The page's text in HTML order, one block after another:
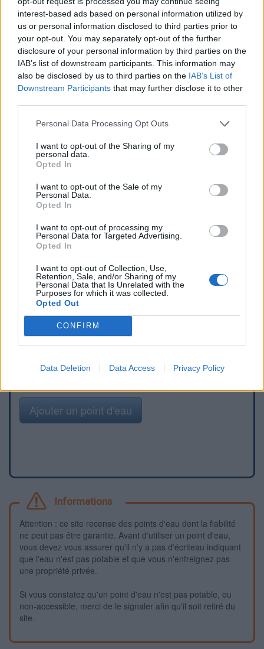
interest-based ads based on personal information utilized by
us or personal information disclosed to third parties prior to
your opt-out. You may separately opt-out of the further
disclosure of your personal information by third parties on the
IAB’s list of downstream participants. This information may
also be disclosed by us to third parties on the IAB’s List of
Downstream Participants that may further disclose it to other
Personal Data Processing Opt Outs
I want to opt-out of the Sharing of my
personal data.
Opted In
I want to opt-out of the Sale of my
Personal Data.
Opted In
I want to opt-out of processing my
Personal Data for Targeted Advertising.
Opted In
I want to opt-out of Collection, Use,
Retention, Sale, and/or Sharing of my
Personal Data that Is Unrelated with the
Purposes for which it was collected.
Opted Out
CONFIRM
Data Deletion Data Access Privacy Policy
Afficher la carte
Signaler une erreur
Ajouter un point d'eau
Informations
Attention : ce site recense des points d'eau dont la fiabilité
ne peut pas être garantie. Avant d'utiliser un point d'eau,
vous devez vous assurer qu'il n'y a pas d'écriteau indiquant
que l'eau n'est pas potable et que vous n'enfreignez pas
une propriété privée.
Si vous constatez qu'un point d'eau n'est pas potable, ou
non-accessible, merci de le signaler afin qu'il soit retiré du
site.